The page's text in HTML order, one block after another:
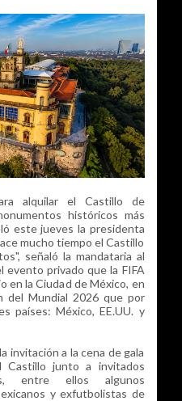
alquilar el Castillo de
históricos más
este jueves la presidenta
mucho tiempo el Castillo
señaló la mandataria al
evento privado que la FIFA
en la Ciudad de México, en
del Mundial 2026 que por
países: México, EE.UU. y
invitación a la cena de gala
Castillo junto a invitados
entre ellos algunos
y exfutbolistas de